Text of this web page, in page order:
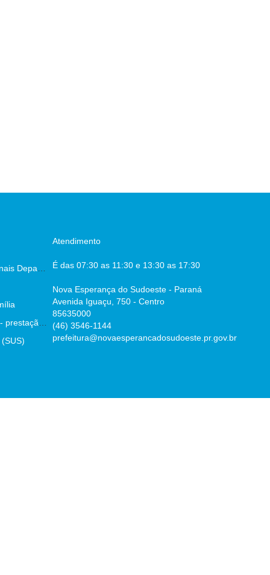
Atendimento
É das 07:30 as 11:30 e 13:30 as 17:30
Nova Esperança do Sudoeste - Paraná
Avenida Iguaçu, 750 - Centro
85635000
(46) 3546-1144
prefeitura@novaesperancadosudoeste.pr.gov.br